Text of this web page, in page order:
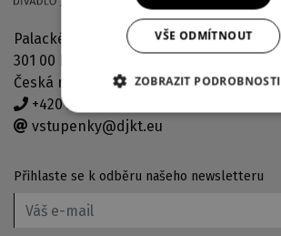
Palackého náměstí 2971/30
301 00 Plzeň
Česká republika
+420 378 038 190
vstupenky@djkt.eu
Přihlaste se k odběru našeho newsletteru
VŠE ODMÍTNOUT
ZOBRAZIT PODROBNOSTI